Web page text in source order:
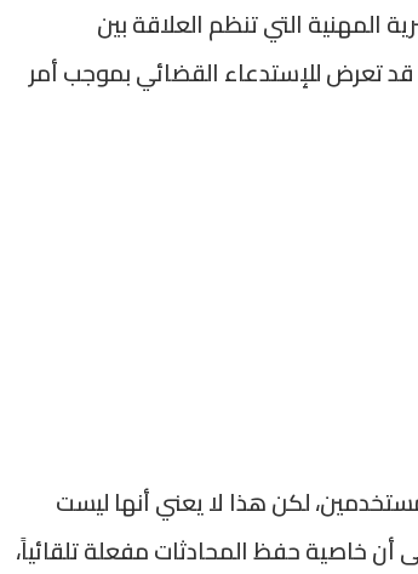
المهنية التي تنظم العلاقة بين
تعرض للإستدعاء القضائي بموجب أمر
لكن هذا لا يعني أنها ليست
أن خاصية حفظ المحادثات مفعلة تلقائياً،